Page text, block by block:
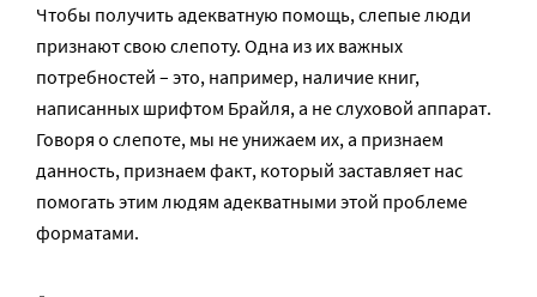
Чтобы получить адекватную помощь, слепые люди
признают свою слепоту. Одна из их важных
потребностей – это, например, наличие книг,
написанных шрифтом Брайля, а не слуховой аппарат.
Говоря о слепоте, мы не унижаем их, а признаем
данность, признаем факт, который заставляет нас
помогать этим людям адекватными этой проблеме
форматами.